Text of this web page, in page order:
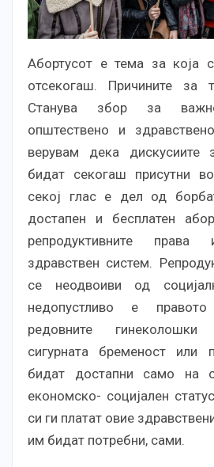
Абортусот е тема за која
отсекогаш. Причините за
Станува збор за
општествено и
верувам дека дискусиите
бидат секогаш присутни
секој глас е дел од
достапен и бесплатен
репродуктивните права
здравствен систем.
се неодвоиви од
недопустливо е
редовните
сигурната бременост или
бидат достапни само на
економско- социјален
си ги платат овие
им бидат потребни, сами.